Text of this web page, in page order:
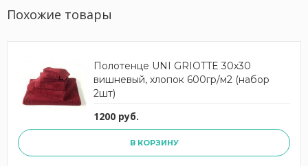
Похожие товары
Полотенце UNI GRIOTTE 30х30
вишневый, хлопок 600гр/м2 (набор
2шт)
1200 руб.
В КОРЗИНУ